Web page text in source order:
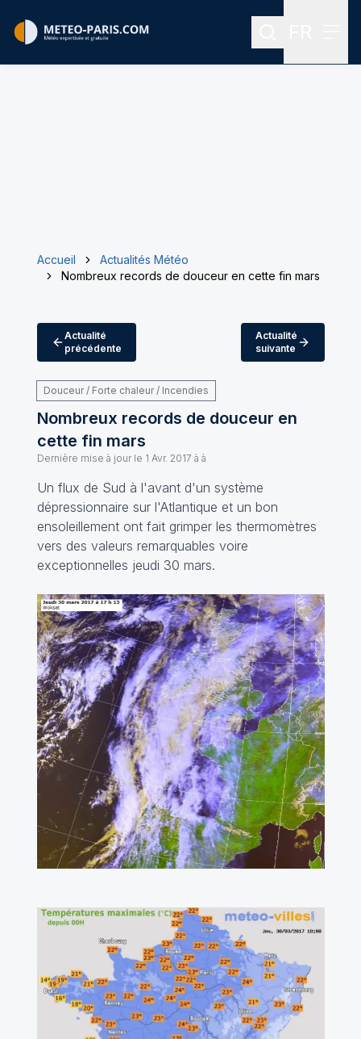
Rechercher
Accueil
Actualités Météo
Nombreux records de douceur en cette fin mars
Actualité
précédente
Actualité
suivante
Douceur / Forte chaleur / Incendies
Nombreux records de douceur en
cette fin mars
Dernière mise à jour le 1 Avr. 2017 à à
Un flux de Sud à l'avant d'un système
dépressionnaire sur l'Atlantique et un bon
ensoleillement ont fait grimper les thermomètres
vers des valeurs remarquables voire
exceptionnelles jeudi 30 mars.